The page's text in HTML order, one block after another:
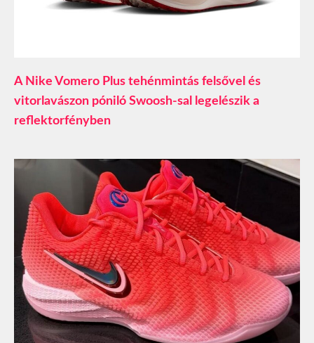
A Nike Vomero Plus tehénmintás felsővel és
vitorlavászon póniló Swoosh-sal legelészik a
reflektorfényben